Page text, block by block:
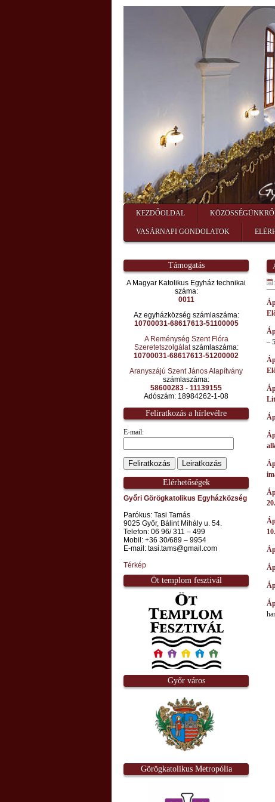
KEZDŐOLDAL
VASÁRNAPI GONDOLATOK
Támogatás
A Magyar Katolikus Egyház technikai
száma:
0011
Az egyházközség számlaszáma:
10700031-68617613-51100005
A Reménység Szent Flóra
Szeretetszolgálatszámlaszáma:
10700031-68617613-51200002
Aranyszájú Szent János Alapítvány
számlaszáma:
58600283 - 11139155
Adószám: 18984262-1-08
Feliratkozás a hírlevélre
E-mail:
Elérhetőségek
Győri Görögkatolikus Egyházközség
Parókus: Tasi Tamás
9025 Győr, Bálint Mihály u. 54.
Telefon: 06 96/ 311 – 499
Mobil: +36 30/689 – 9954
E-mail: tasi.tams@gmail.com
Térkép
Öt templom fesztivál
Győr város
Görögkatolikus Metropólia
–